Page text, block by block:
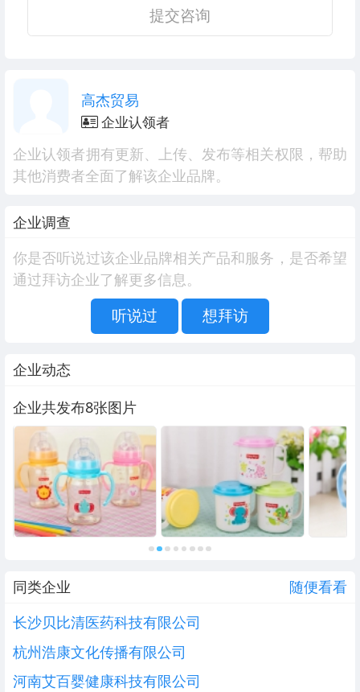
提交咨询
高杰贸易
企业认领者
企业认领者拥有更新、上传、发布等相关权限，帮助
其他消费者全面了解该企业品牌。
企业调查
你是否听说过该企业品牌相关产品和服务，是否希望
通过拜访企业了解更多信息。
听说过 想拜访
企业动态
企业共发布8张图片
同类企业
随便看看
长沙贝比清医药科技有限公司
杭州浩康文化传播有限公司
河南艾百婴健康科技有限公司